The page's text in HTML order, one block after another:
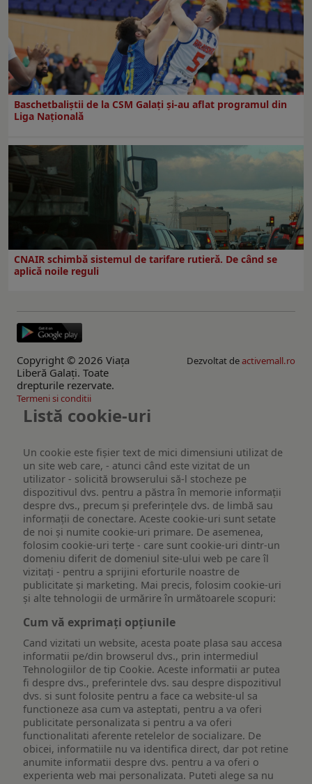
Baschetbaliștii de la CSM Galați și-au aflat programul din
Liga Națională
CNAIR schimbă sistemul de tarifare rutieră. De când se
aplică noile reguli
Copyright © 2026 Viaţa
Liberă Galaţi. Toate
drepturile rezervate.
Dezvoltat deactivemall.ro
Termeni si conditii
Listă cookie-uri
Un cookie este fişier text de mici dimensiuni utilizat de
un site web care, - atunci când este vizitat de un
utilizator - solicită browserului să-l stocheze pe
dispozitivul dvs. pentru a păstra în memorie informații
despre dvs., precum și preferințele dvs. de limbă sau
informații de conectare. Aceste cookie-uri sunt setate
de noi și numite cookie-uri primare. De asemenea,
folosim cookie-uri terțe - care sunt cookie-uri dintr-un
domeniu diferit de domeniul site-ului web pe care îl
vizitați - pentru a sprijini eforturile noastre de
publicitate și marketing. Mai precis, folosim cookie-uri
și alte tehnologii de urmărire în următoarele scopuri:
Cum vă exprimați opțiunile
Cand vizitati un website, acesta poate plasa sau accesa
informatii pe/din browserul dvs., prin intermediul
Tehnologiilor de tip Cookie. Aceste informatii ar putea
fi despre dvs., preferintele dvs. sau despre dispozitivul
dvs. si sunt folosite pentru a face ca website-ul sa
functioneze asa cum va asteptati, pentru a va oferi
publicitate personalizata si pentru a va oferi
functionalitati aferente retelelor de socializare. De
obicei, informatiile nu va identifica direct, dar pot retine
anumite informatii despre dvs. pentru a va oferi o
experienta web mai personalizata. Puteti alege sa nu